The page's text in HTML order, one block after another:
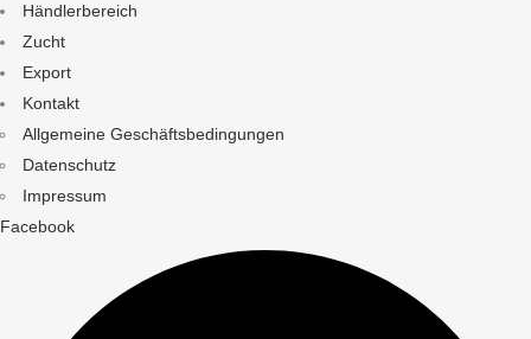
Händlerbereich
Zucht
Export
Kontakt
Allgemeine Geschäftsbedingungen
Datenschutz
Impressum
Facebook